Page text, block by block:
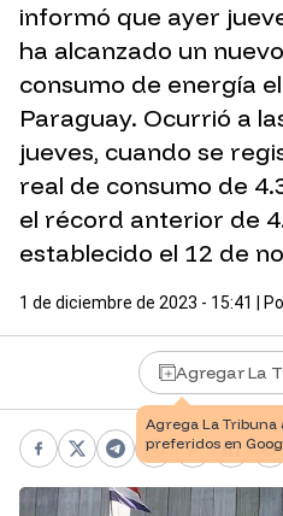
informó que ayer
ha alcanzado un
consumo de energía
Paraguay. Ocurrió a
jueves, cuando se
real de consumo de
el récord anterior de
establecido el 12 de
1 de diciembre de 2023 - 15:41 |
Agregar La
Facebook
X Telegram
WhatsApp
Pinterest